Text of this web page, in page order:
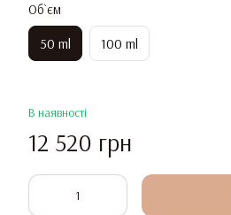
Об`єм
50 ml 100 ml
В наявності
12 520 грн